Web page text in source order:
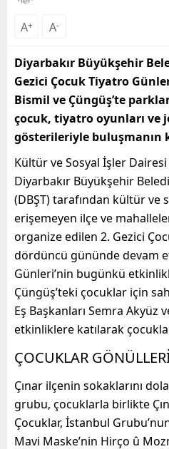
A+ A-
Diyarbakır Büyükşehir
Gezici Çocuk Tiyatro
Bismil ve Çüngüş’te
çocuk, tiyatro oyunları ve
gösterileriyle buluşmanın
Kültür ve Sosyal İşler Dairesi
Diyarbakır Büyükşehir
(DBŞT) tarafından kültür ve
erişemeyen ilçe ve
organize edilen 2. Gezici
dördüncü gününde devam
Günleri’nin bugünkü
Çüngüş’teki çocuklar için
Eş Başkanları Semra Akyüz
etkinliklere katılarak
ÇOCUKLAR
Çınar ilçenin sokaklarını
grubu, çocuklarla birlikte
Çocuklar, İstanbul
Mavi Maske’nin Hirço û